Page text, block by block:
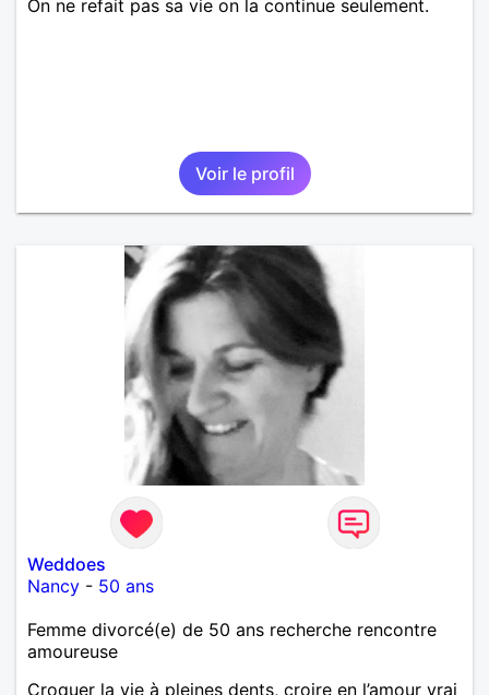
On ne refait pas sa vie on la continue seulement.
Voir le profil
Weddoes
Nancy - 50 ans
Femme divorcé(e) de 50 ans recherche rencontre
amoureuse
Croquer la vie à pleines dents, croire en l’amour vrai